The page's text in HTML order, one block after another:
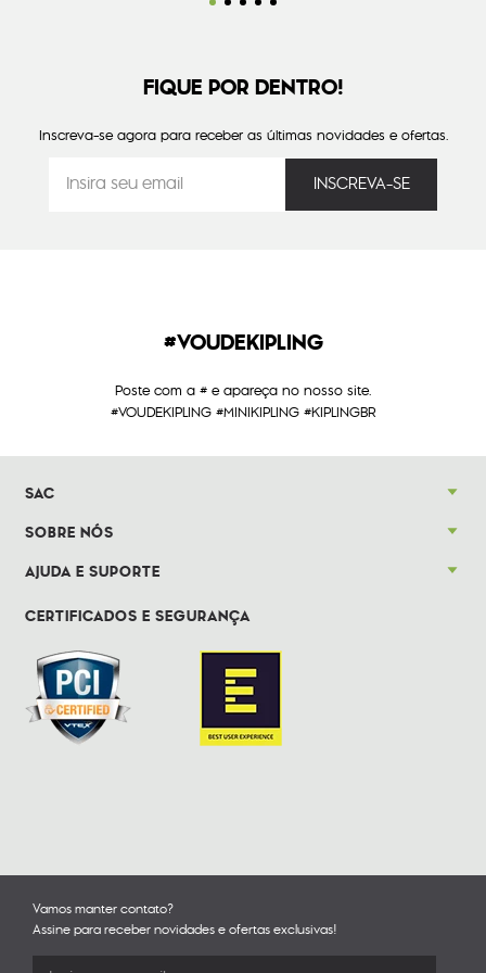
FIQUE POR DENTRO!
Inscreva-se agora para receber as últimas novidades e ofertas.
#VOUDEKIPLING
Poste com a # e apareça no nosso site.
#VOUDEKIPLING #MINIKIPLING #KIPLINGBR
SAC
SOBRE NÓS
AJUDA E SUPORTE
CERTIFICADOS E SEGURANÇA
Vamos manter contato?
Assine para receber novidades e ofertas exclusivas!